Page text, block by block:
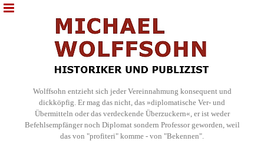
Wolffsohn entzieht sich jeder Vereinnahmung konsequent und
dickköpfig. Er mag das nicht, das »diplomatische Ver- und
Übermitteln oder das verdeckende Überzuckern«, er ist weder
Befehlsempfänger noch Diplomat sondern Professor geworden, weil
das von "profiteri" komme - von "Bekennen".